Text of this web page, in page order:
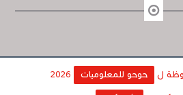
ل حوحو للمعلوميات